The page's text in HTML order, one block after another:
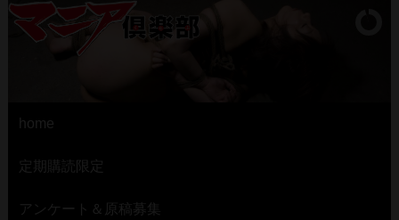
home
定期購読限定
アンケート＆原稿募集